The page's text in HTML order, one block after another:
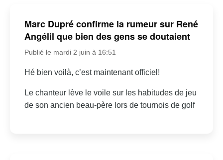
Marc Dupré confirme la rumeur sur René
Angélil que bien des gens se doutaient
Publié le mardi 2 juin à 16:51
Hé bien voilà, c’est maintenant officiel!
Le chanteur lève le voile sur les habitudes de jeu
de son ancien beau-père lors de tournois de golf